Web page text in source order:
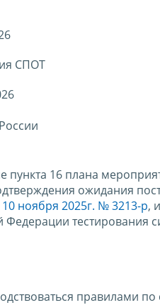
СПОТ
пункта 16 плана
ожидания
ноября 2025г. № 3213-р,
Федерации тестирования
правилами